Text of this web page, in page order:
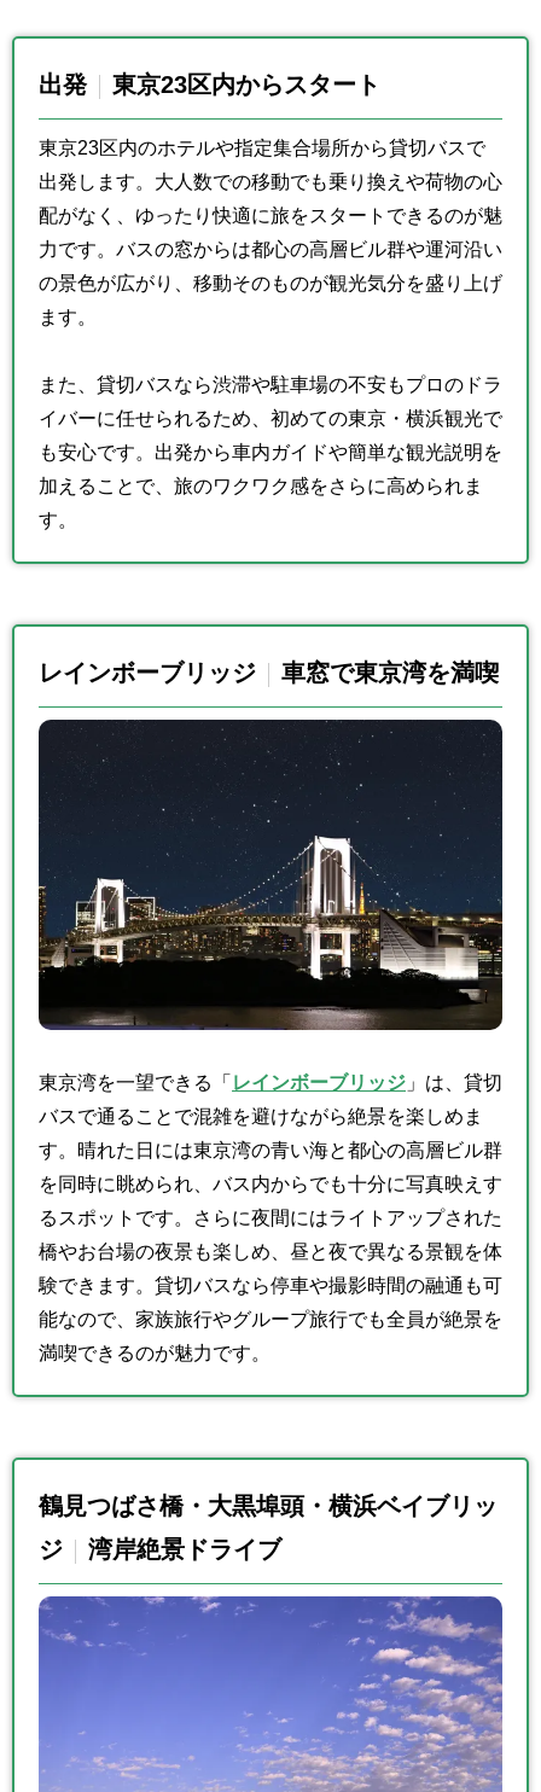
出発 東京23区内からスタート
東京23区内のホテルや指定集合場所から貸切バスで
出発します。大人数での移動でも乗り換えや荷物の心
配がなく、ゆったり快適に旅をスタートできるのが魅
力です。バスの窓からは都心の高層ビル群や運河沿い
の景色が広がり、移動そのものが観光気分を盛り上げ
ます。
また、貸切バスなら渋滞や駐車場の不安もプロのドラ
イバーに任せられるため、初めての東京・横浜観光で
も安心です。出発から車内ガイドや簡単な観光説明を
加えることで、旅のワクワク感をさらに高められま
す。
レインボーブリッジ 車窓で東京湾を満喫
東京湾を一望できる「 レインボーブリッジ 」は、貸切
バスで通ることで混雑を避けながら絶景を楽しめま
す。晴れた日には東京湾の青い海と都心の高層ビル群
を同時に眺められ、バス内からでも十分に写真映えす
るスポットです。さらに夜間にはライトアップされた
橋やお台場の夜景も楽しめ、昼と夜で異なる景観を体
験できます。貸切バスなら停車や撮影時間の融通も可
能なので、家族旅行やグループ旅行でも全員が絶景を
満喫できるのが魅力です。
鶴見つばさ橋・大黒埠頭・横浜ベイブリッ
ジ
湾岸絶景ドライブ